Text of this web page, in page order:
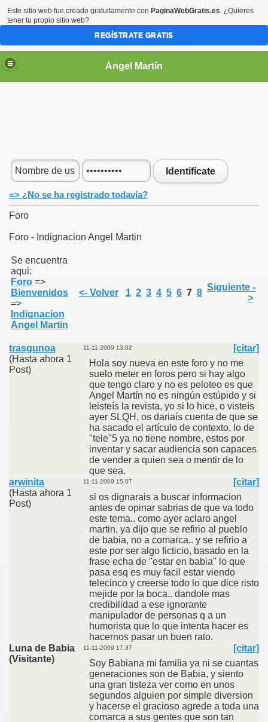
Ángel Martín
Identifícate
=> ¿No se ha registrado todavía?
Foro
Foro - Indignacion Angel Martin
Se encuentra
aqui:
Foro =>
Bienvenidos
=>
Indignacion
Angel Martin
<- Volver 1 2 3 4 5 6 7 8
Siguiente -
>
trasgunoa
(Hasta ahora 1
Post)
11-11-2009 13:02
[citar]
Hola soy nueva en este foro y no me
suelo meter en foros pero si hay algo
que tengo claro y no es peloteo es que
Angel Martín no es ningún estúpido y si
leisteís la revista, yo si lo hice, o visteís
ayer SLQH, os dariaís cuenta de que se
ha sacado el artículo de contexto, lo de
"tele"5 ya no tiene nombre, estos por
inventar y sacar audiencia son capaces
de vender a quien sea o mentir de lo
que sea.
arwinita
(Hasta ahora 1
Post)
11-11-2009 15:07
[citar]
si os dignarais a buscar informacion
antes de opinar sabrias de que va todo
este tema.. como ayer aclaro angel
martin, ya dijo que se refirio al pueblo
de babia, no a comarca.. y se refirio a
este por ser algo ficticio, basado en la
frase echa de "estar en babia" lo que
pasa esq es muy facil estar viendo
telecinco y creerse todo lo que dice risto
mejide por la boca.. dandole mas
credibilidad a ese ignorante
manipulador de personas q a un
humorista que lo que intenta hacer es
hacernos pasar un buen rato.
Luna de Babia
(Visitante)
11-11-2009 17:37
[citar]
Soy Babiana mi familia ya ni se cuantas
generaciones son de Babia, y siento
una gran tisteza ver como en unos
segundos alguien por simple diversion
y hacerse el gracioso agrede a toda una
comarca a sus gentes que son tan
Este sitio web fue creado gratuitamente con PaginaWebGratis.es. ¿Quieres
tener tu propio sitio web?
REGÍSTRATE GRATIS